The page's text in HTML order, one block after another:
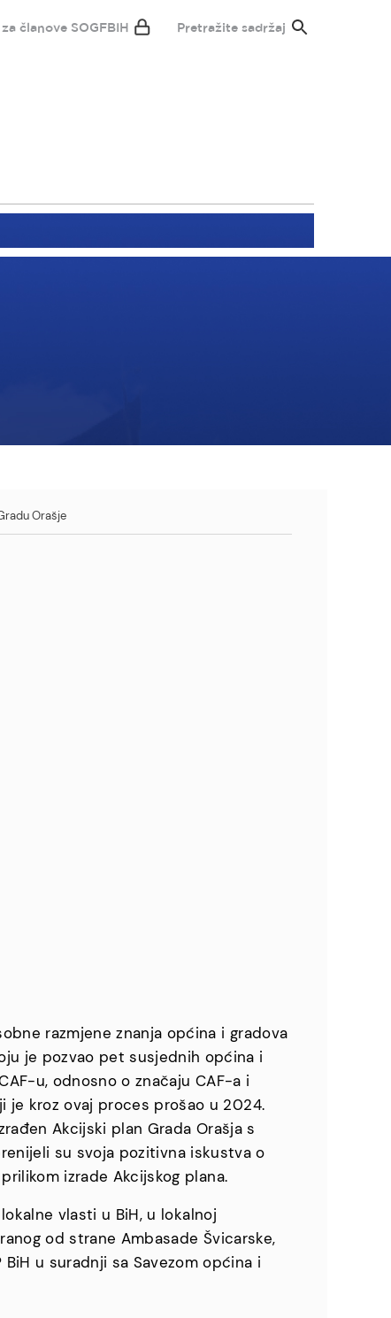
članove SOGFBIH Pretražite sadržaj
Orašje
razmjene znanja općina i gradova
je pozvao pet susjednih općina i
u, odnosno o značaju CAF-a i
je kroz ovaj proces prošao u 2024.
Akcijski plan Grada Orašja s
su svoja pozitivna iskustva o
izrade Akcijskog plana.
vlasti u BiH, u lokalnoj
od strane Ambasade Švicarske,
u suradnji sa Savezom općina i